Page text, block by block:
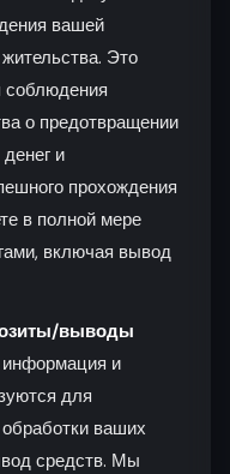
вашей
Это
соблюдения
о предотвращении
и
прохождения
в полной мере
включая вывод
выводы
и
для
ваших
средств. Мы